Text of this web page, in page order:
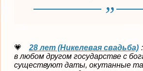
28 лет (Никелевая свадьба)
в любом другом государстве с
существуют даты, окутанные